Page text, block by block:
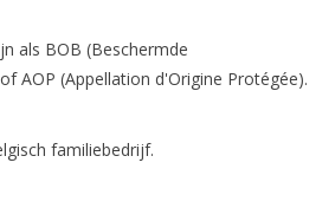
als BOB (Beschermde
AOP (Appellation d'Origine Protégée).
familiebedrijf.